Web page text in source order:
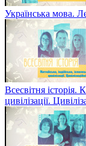
Українська мова.
Всесвітня історія.
цивілізації.